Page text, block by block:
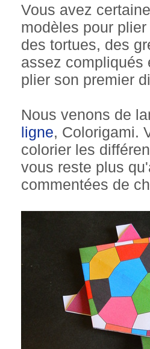
Vous avez
modèles pour
des tortues, des
assez compliqués
plier son premier
Nous venons de
ligne, Colorigami.
colorier les
vous reste plus
commentées de